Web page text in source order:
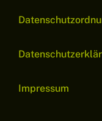
Impressum